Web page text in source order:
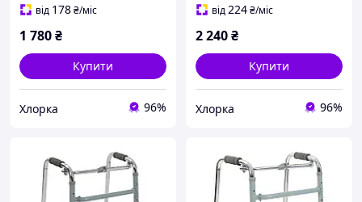
від 178₴/міс
1 780₴
Купити
Хлорка 96%
від224₴/міс
2 240₴
Купити
Хлорка 96%